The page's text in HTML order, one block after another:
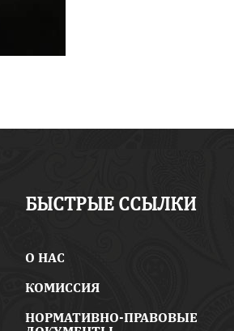
БЫСТРЫЕ ССЫЛКИ
O НАС
КОМИССИЯ
НОРМАТИВНО-ПРАВОВЫЕ